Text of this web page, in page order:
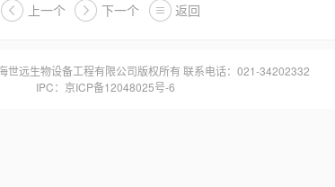
上一个 下一个 返回
世远生物设备工程有限公司版权所有 联系电话：021-34202332
IPC： 京ICP备12048025号-6